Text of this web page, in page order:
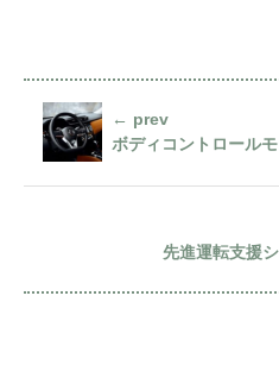
← prev
ボディコントロール
先進運転支援